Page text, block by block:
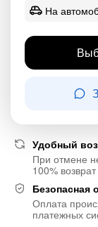
На
Удобный
При отмене
100%
Безопасная
Оплата
платежных